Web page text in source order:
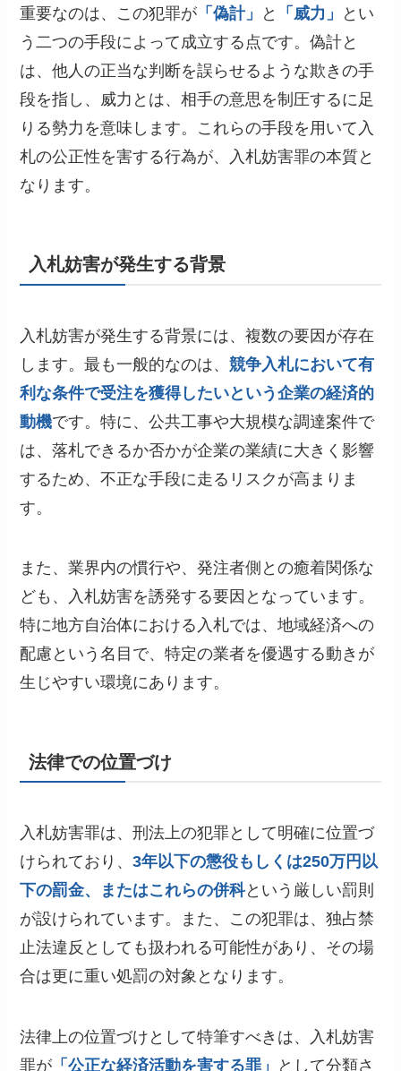
重要なのは、この犯罪が 「偽計」 と 「威力」
とい
う二つの手段によって成立する点です。偽計と
は、他人の正当な判断を誤らせるような欺きの手
段を指し、威力とは、相手の意思を制圧するに足
りる勢力を意味します。これらの手段を用いて入
札の公正性を害する行為が、入札妨害罪の本質と
なります。
入札妨害が発生する背景
入札妨害が発生する背景には、複数の要因が存在
します。最も一般的なのは、競争入札において有
利な条件で受注を獲得したいという企業の経済的
動機です。特に、公共工事や大規模な調達案件で
は、落札できるか否かが企業の業績に大きく影響
するため、不正な手段に走るリスクが高まりま
す。
また、業界内の慣行や、発注者側との癒着関係な
ども、入札妨害を誘発する要因となっています。
特に地方自治体における入札では、地域経済への
配慮という名目で、特定の業者を優遇する動きが
生じやすい環境にあります。
法律での位置づけ
入札妨害罪は、刑法上の犯罪として明確に位置づ
けられており、3年以下の懲役もしくは250万円以
下の罰金、またはこれらの併科という厳しい罰則
が設けられています。また、この犯罪は、独占禁
止法違反としても扱われる可能性があり、その場
合は更に重い処罰の対象となります。
法律上の位置づけとして特筆すべきは、入札妨害
罪が 「公正な経済活動を害する罪」
として分類さ